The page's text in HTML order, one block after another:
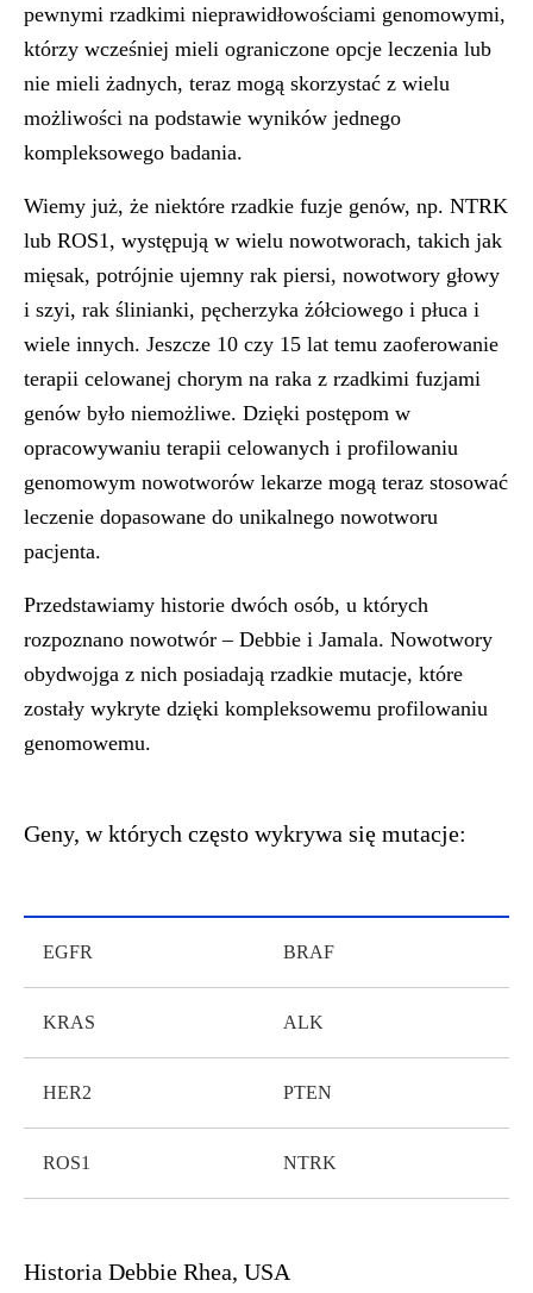
pewnymi rzadkimi nieprawidłowościami genomowymi,
którzy wcześniej mieli ograniczone opcje leczenia lub
nie mieli żadnych, teraz mogą skorzystać z wielu
możliwości na podstawie wyników jednego
kompleksowego badania.
Wiemy już, że niektóre rzadkie fuzje genów, np. NTRK
lub ROS1, występują w wielu nowotworach, takich jak
mięsak, potrójnie ujemny rak piersi, nowotwory głowy
i szyi, rak ślinianki, pęcherzyka żółciowego i płuca i
wiele innych. Jeszcze 10 czy 15 lat temu zaoferowanie
terapii celowanej chorym na raka z rzadkimi fuzjami
genów było niemożliwe. Dzięki postępom w
opracowywaniu terapii celowanych i profilowaniu
genomowym nowotworów lekarze mogą teraz stosować
leczenie dopasowane do unikalnego nowotworu
pacjenta.
Przedstawiamy historie dwóch osób, u których
rozpoznano nowotwór – Debbie i Jamala. Nowotwory
obydwojga z nich posiadają rzadkie mutacje, które
zostały wykryte dzięki kompleksowemu profilowaniu
genomowemu.
Geny, w których często wykrywa się mutacje:
EGFR BRAF
KRAS ALK
HER2 PTEN
ROS1 NTRK
Historia Debbie Rhea, USA